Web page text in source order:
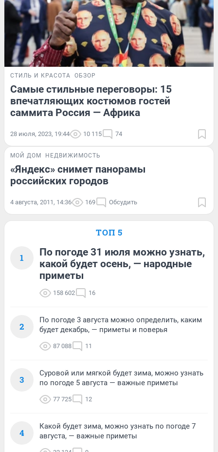
СТИЛЬ И КРАСОТА ОБЗОР
Самые стильные переговоры: 15
впечатляющих костюмов гостей
саммита Россия — Африка
28 июля, 2023, 19:44 10 115 74
МОЙ ДОМ НЕДВИЖИМОСТЬ
«Яндекс» снимет панорамы
российских городов
4 августа, 2011, 14:36 169 Обсудить
ТОП 5
1
По погоде 31 июля можно узнать,
какой будет осень, — народные
приметы
158 602 16
2
По погоде 3 августа можно определить, каким
будет декабрь, — приметы и поверья
87 088 11
3
Суровой или мягкой будет зима, можно узнать
по погоде 5 августа — важные приметы
77 725 12
4
Какой будет зима, можно узнать по погоде 7
августа, — важные приметы